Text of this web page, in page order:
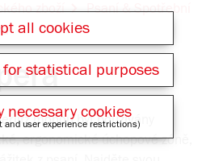
zboží
Psaní & Spotřební
mohou být používány
ergonomické úchopové zóně,
all cookies
for statistical purposes
necessary cookies
and user experience restrictions)